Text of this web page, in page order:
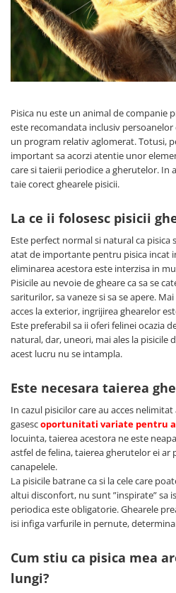
Piele Presată
Proteice
Cremoase
Semi-umede
Pernuțe
Covorașe Igienice Câini
Igienă Câini
Șampoane Câini
Antiparazitare Câini
Perii & Piepteni
Accesorii Câini
Culcușuri & Saltele Câini
Castroane și Adapatori
Cuști și Genți
Zgărzi, Lese & Hamuri
Jucării Câini
Haine Câini
Hrană Uscată Pisică
Pisică Junior
Pisică Adult
Pisică Senior
Hrană Umedă Pisică
Pisică Junior
Pisică Adult
Pisică Senior
Uscată
Umedă
Pisica nu este un animal de companie
este recomandata inclusiv
un program relativ aglomerat. Totusi,
important sa acorzi atentie unor
care si taierii periodice a gherutelor. In
taie corect ghearele pisicii.
La ce ii folosesc pisicii
Este perfect normal si natural ca pisica
atat de importante pentru pisica incat
eliminarea acestora este interzisa in
Pisicile au nevoie de gheare ca sa se
sariturilor, sa vaneze si sa se apere.
acces la exterior, ingrijirea ghearelor
Este preferabil sa ii oferi felinei ocazia
natural, dar, uneori, mai ales la pisicile
acest lucru nu se intampla.
Este necesara taierea
In cazul pisicilor care au acces
gasescoportunitati variate pentru
locuinta, taierea acestora ne este
astfel de felina, taierea gherutelor ei
canapelele.
La pisicile batrane ca si la cele care
altui disconfort, nu sunt ”inspirate” sa
periodica este obligatorie. Ghearele
isi infiga varfurile in pernute,
Cum stiu ca pisica mea
lungi?